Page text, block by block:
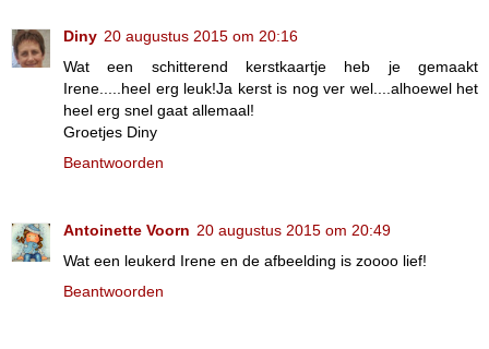
Diny 20 augustus 2015 om 20:16
Wat een schitterend kerstkaartje heb je gemaakt
Irene.....heel erg leuk!Ja kerst is nog ver wel....alhoewel het
heel erg snel gaat allemaal!
Groetjes Diny
Beantwoorden
Antoinette Voorn 20 augustus 2015 om 20:49
Wat een leukerd Irene en de afbeelding is zoooo lief!
Beantwoorden